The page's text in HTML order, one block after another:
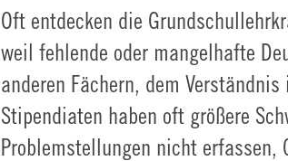
Oft entdecken die
weil fehlende oder mangelhafte
anderen Fächern, dem
Stipendiaten haben oft größere
Problemstellungen nicht erfassen,